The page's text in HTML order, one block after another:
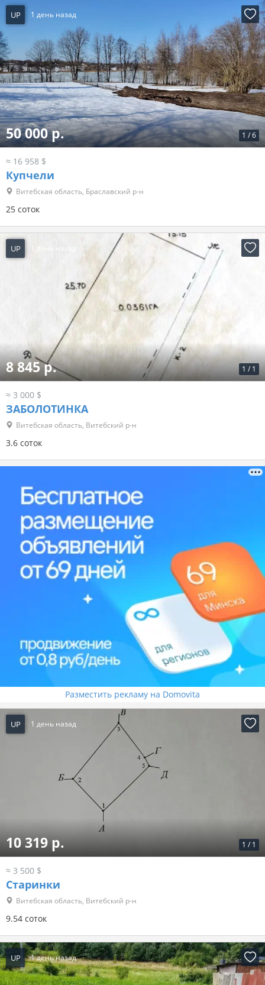
UP 1 день назад
1 /6
50 000 р.
≈ 16 958 $
Купчели
Витебская область, Браславский р-н
25 соток
UP 1 день назад
1 / 1
8 845 р.
≈ 3 000 $
ЗАБОЛОТИНКА
Витебская область, Витебский р-н
3.6 соток
Разместить рекламу на Domovita
UP 1 день назад
1 / 1
10 319 р.
≈ 3 500 $
Старинки
Витебская область, Витебский р-н
9.54 соток
UP 1 день назад